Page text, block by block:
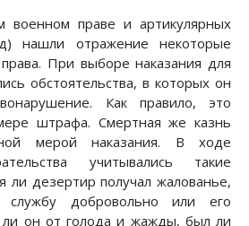
военном праве и артикулярных
нашли отражение некоторые
При выборе наказания для
обстоятельства, в которых он
Как правило, это
штрафа. Смертная же казнь
мерой наказания. В ходе
учитывались такие
ли дезертир получал жалованье,
добровольно или его
ли он от голода и жажды, был ли